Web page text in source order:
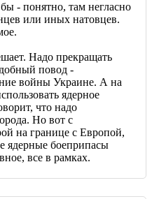
- понятно, там негласно
или иных натовцев.
Надо прекращать
повод -
войны Украине. А на
ядерное
что надо
Но вот с
на границе с Европой,
ядерные боеприпасы
все в рамках.